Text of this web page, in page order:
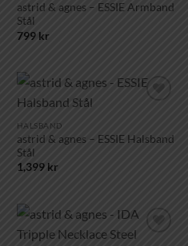
astrid & agnes – ESSIE Armband
Stål
799 kr
HALSBAND
astrid & agnes – ESSIE Halsband
Stål
1,399 kr